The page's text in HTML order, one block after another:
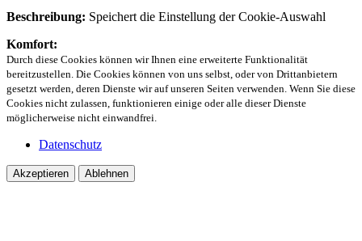
Beschreibung: Speichert die Einstellung der Cookie-Auswahl
Komfort:
Durch diese Cookies können wir Ihnen eine erweiterte Funktionalität
bereitzustellen. Die Cookies können von uns selbst, oder von Drittanbietern
gesetzt werden, deren Dienste wir auf unseren Seiten verwenden. Wenn Sie diese
Cookies nicht zulassen, funktionieren einige oder alle dieser Dienste
möglicherweise nicht einwandfrei.
Datenschutz
Akzeptieren Ablehnen